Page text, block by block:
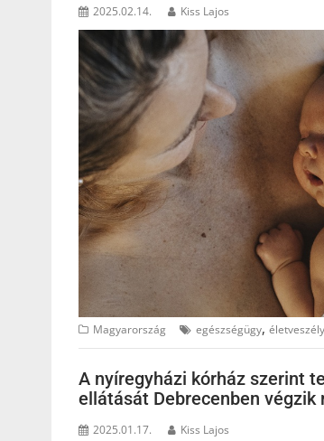
2025.02.14. Kiss Lajos
Magyarország egészségügy, életveszély
A nyíregyházi kórház szerint
ellátását Debrecenben végzik
2025.01.17. Kiss Lajos